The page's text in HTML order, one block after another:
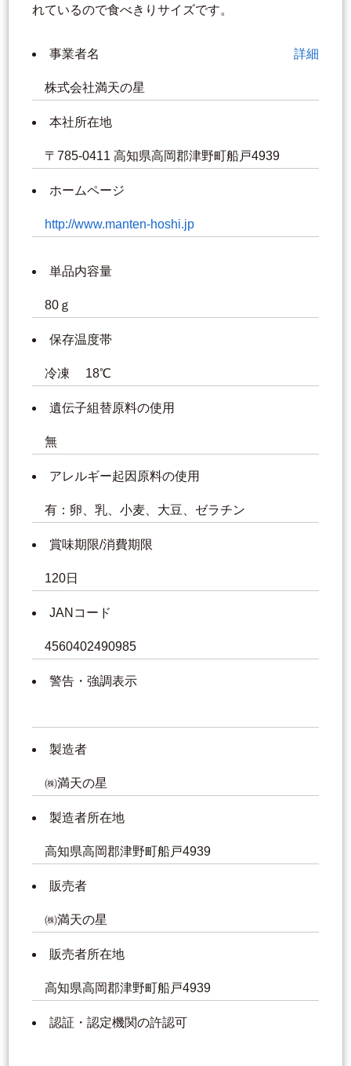
れているので食べきりサイズです。
事業者名 詳細
株式会社満天の星
本社所在地
〒785-0411 高知県高岡郡津野町船戸4939
ホームページ
http://www.manten-hoshi.jp
単品内容量
80ｇ
保存温度帯
冷凍 18℃
遺伝子組替原料の使用
無
アレルギー起因原料の使用
有：卵、乳、小麦、大豆、ゼラチン
賞味期限/消費期限
120日
JANコード
4560402490985
警告・強調表示
製造者
㈱満天の星
製造者所在地
高知県高岡郡津野町船戸4939
販売者
㈱満天の星
販売者所在地
高知県高岡郡津野町船戸4939
認証・認定機関の許認可